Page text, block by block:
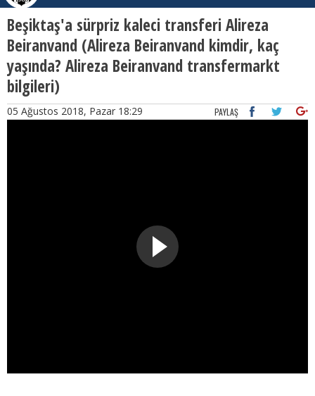
Beşiktaş'a sürpriz kaleci transferi Alireza
Beiranvand (Alireza Beiranvand kimdir, kaç
yaşında? Alireza Beiranvand transfermarkt
bilgileri)
05 Ağustos 2018, Pazar 18:29 PAYLAŞ